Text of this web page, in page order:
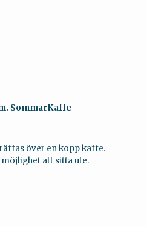
SommarKaffe
över en kopp kaffe.
att sitta ute.